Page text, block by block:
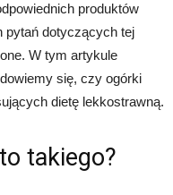
produktów
pytań dotyczących tej
W tym artykule
się, czy ogórki
dietę lekkostrawną.
takiego?